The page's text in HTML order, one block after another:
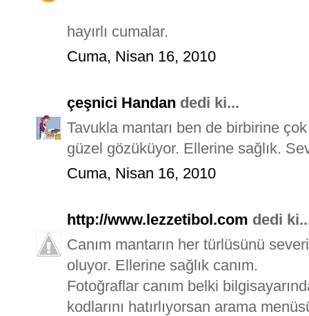
hayırlı cumalar.
Cuma, Nisan 16, 2010
çeşnici Handan dedi ki...
Tavukla mantarı ben de birbirine
güzel gözüküyor. Ellerine sağlık.
Cuma, Nisan 16, 2010
http://www.lezzetibol.com dedi
Canım mantarın her türlüsünü
oluyor. Ellerine sağlık canım.
Fotoğraflar canım belki
kodlarını hatırlıyorsan arama